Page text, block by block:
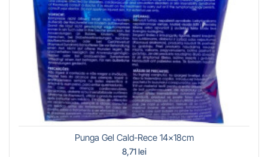
Punga Gel Cald-Rece 14x18cm
8,71 lei